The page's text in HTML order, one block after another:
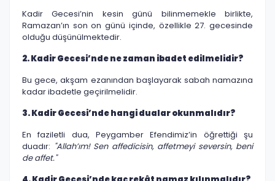
Kadir Gecesi’nin kesin günü bilinmemekle birlikte,
Ramazan’ın son on günü içinde, özellikle 27. gecesinde
olduğu düşünülmektedir.
2. Kadir Gecesi’nde ne zaman ibadet edilmelidir?
Bu gece, akşam ezanından başlayarak sabah namazına
kadar ibadetle geçirilmelidir.
3. Kadir Gecesi’nde hangi dualar okunmalıdır?
En faziletli dua, Peygamber Efendimiz’in öğrettiği şu
duadır: "Allah’ım! Sen affedicisin, affetmeyi seversin, beni
de affet."